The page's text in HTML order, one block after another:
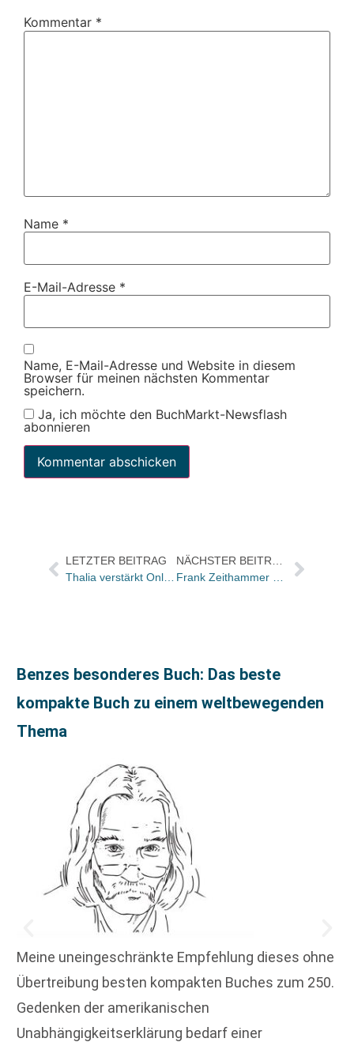
Kommentar *
Name *
E-Mail-Adresse *
Name, E-Mail-Adresse und Website in diesem
Browser für meinen nächsten Kommentar
speichern.
Ja, ich möchte den BuchMarkt-Newsflash
abonnieren
LETZTER BEITRAG
Thalia verstärkt Online-Aktivitäten zu Weihnachten
Benzes besonderes Buch: Das beste
kompakte Buch zu einem weltbewegenden
Thema
Meine uneingeschränkte Empfehlung dieses ohne
Übertreibung besten kompakten Buches zum 250.
Gedenken der amerikanischen
Unabhängigkeitserklärung bedarf einer